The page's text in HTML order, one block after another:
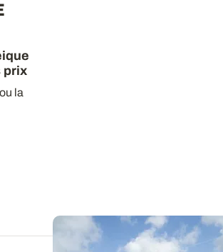
prix
la